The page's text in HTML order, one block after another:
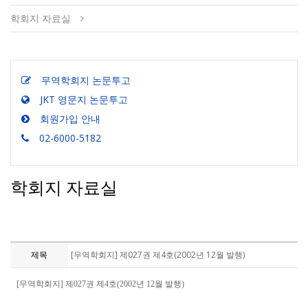
학회지 자료실
무역학회지 논문투고
JKT 영문지 논문투고
회원가입 안내
02-6000-5182
학회지 자료실
제목 [무역학회지] 제027권 제4호(2002년 12월 발행)
[무역학회지] 제027권 제4호(2002년 12월 발행)